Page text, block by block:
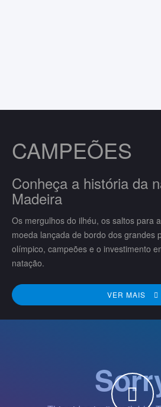
CAMPEÕES
Conheça a história da
Madeira
Os mergulhos do ilhéu, os saltos para
moeda lançada de bordo dos grandes
olímpico, campeões e o investimento
natação.
VER MAIS
WATCH